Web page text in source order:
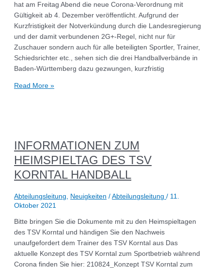
hat am Freitag Abend die neue Corona-Verordnung mit
Gültigkeit ab 4. Dezember veröffentlicht. Aufgrund der
Kurzfristigkeit der Notverkündung durch die Landesregierung
und der damit verbundenen 2G+-Regel, nicht nur für
Zuschauer sondern auch für alle beteiligten Sportler, Trainer,
Schiedsrichter etc., sehen sich die drei Handballverbände in
Baden-Württemberg dazu gezwungen, kurzfristig
Read More »
INFORMATIONEN ZUM
HEIMSPIELTAG DES TSV
KORNTAL HANDBALL​
Abteilungsleitung Neuigkeiten /Abteilungsleitung/ 11.
Oktober 2021
Bitte bringen Sie die Dokumente mit zu den Heimspieltagen
des TSV Korntal und händigen Sie den Nachweis
unaufgefordert dem Trainer des TSV Korntal aus Das
aktuelle Konzept des TSV Korntal zum Sportbetrieb während
Corona finden Sie hier: 210824_Konzept TSV Korntal zum